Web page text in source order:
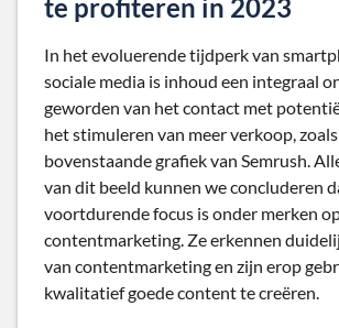
te profiteren in 2023
In het evoluerende tijdperk van
sociale media is inhoud een integraal
geworden van het contact met
het stimuleren van meer verkoop,
bovenstaande grafiek van Semrush.
van dit beeld kunnen we concluderen
voortdurende focus is onder merken
contentmarketing. Ze erkennen
van contentmarketing en zijn erop
kwalitatief goede content te creëren.